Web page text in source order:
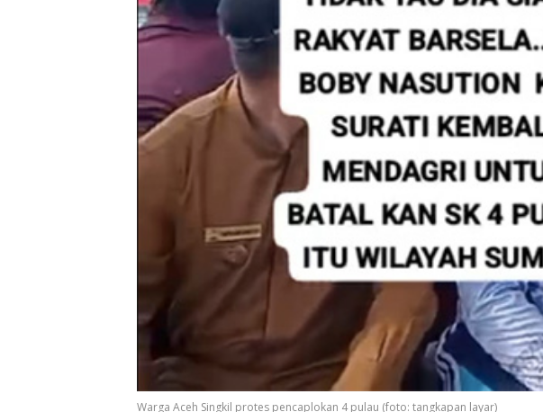
Warga Aceh Singkil protes pencaplokan 4 pulau (foto: tangkapan layar)